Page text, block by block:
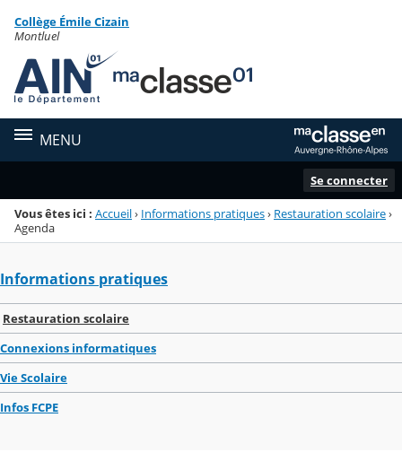
Menu de la rubrique
Contenu
Collège Émile Cizain
Montluel
MENU
Se connecter
Vous êtes ici : Accueil› Informations pratiques› Restauration scolaire›
Agenda
Informations pratiques
Restauration scolaire
Connexions informatiques
Vie Scolaire
Infos FCPE